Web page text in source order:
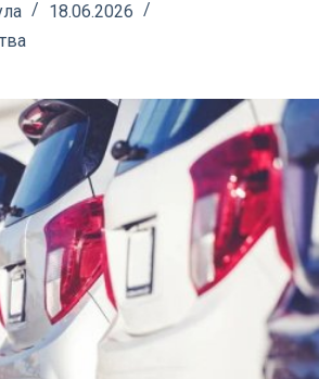
18.06.2026